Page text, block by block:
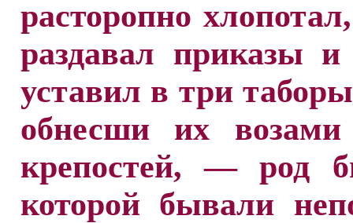
расторопно
раздавал приказы
уставил в три
обнесши их
крепостей, — род
которой бывали